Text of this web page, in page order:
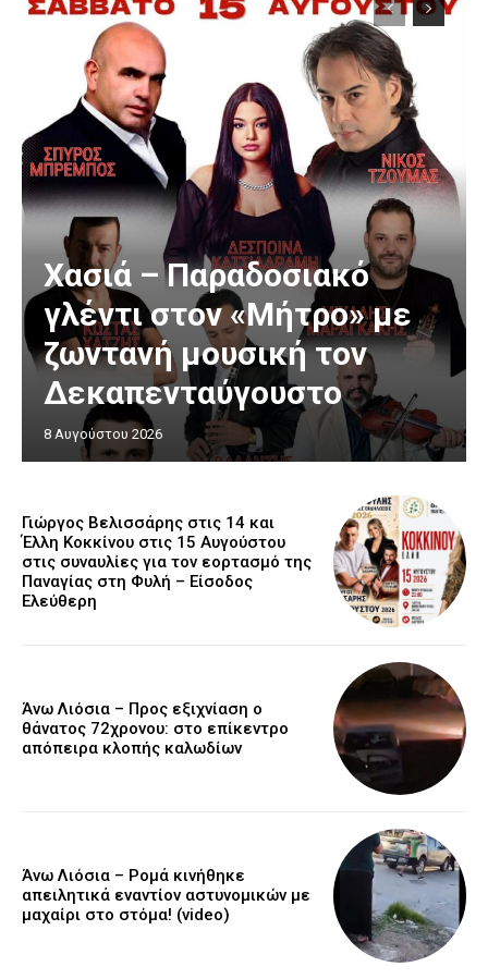
Χασιά – Παραδοσιακό
γλέντι στον «Μήτρο» με
ζωντανή μουσική τον
Δεκαπενταύγουστο
8 Αυγούστου 2026
Γιώργος Βελισσάρης στις 14 και
Έλλη Κοκκίνου στις 15 Αυγούστου
στις συναυλίες για τον εορτασμό της
Παναγίας στη Φυλή – Είσοδος
Ελεύθερη
Άνω Λιόσια – Προς εξιχνίαση ο
θάνατος 72χρονου: στο επίκεντρο
απόπειρα κλοπής καλωδίων
Άνω Λιόσια – Ρομά κινήθηκε
απειλητικά εναντίον αστυνομικών με
μαχαίρι στο στόμα! (video)